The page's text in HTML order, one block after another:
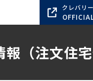
クレバリ
（注文住宅